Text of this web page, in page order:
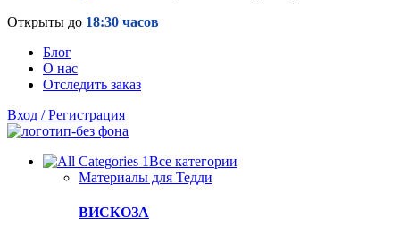
Открыты до 18:30 часов
Блог
О нас
Отследить заказ
Вход / Регистрация
Все категории
Материалы для Тедди
ВИСКОЗА